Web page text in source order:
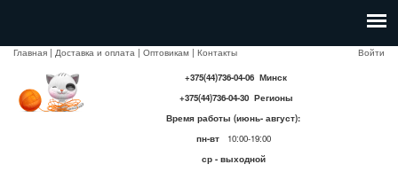
Главная | Доставка и оплата | Оптовикам | Контакты
Войти
+375(44)736-04-06 Минск
+375(44)736-04-30 Регионы
Время работы (июнь- август):
пн-вт
10:00-19:00
ср - выходной